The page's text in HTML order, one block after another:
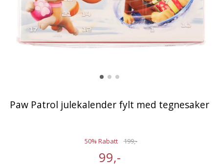
Paw Patrol julekalender fylt med tegnesaker
50% Rabatt 199,-
99,-